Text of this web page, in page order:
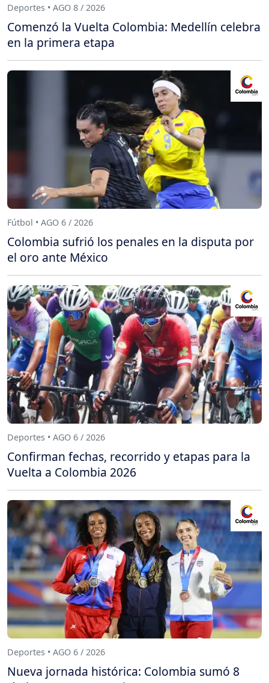
Deportes • AGO 8 / 2026
Comenzó la Vuelta Colombia: Medellín celebra
en la primera etapa
Fútbol • AGO 6 / 2026
Colombia sufrió los penales en la disputa por
el oro ante México
Deportes • AGO 6 / 2026
Confirman fechas, recorrido y etapas para la
Vuelta a Colombia 2026
Deportes • AGO 6 / 2026
Nueva jornada histórica: Colombia sumó 8